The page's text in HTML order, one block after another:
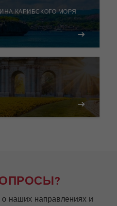
КАРИБСКОГО МОРЯ
о наших направлениях и